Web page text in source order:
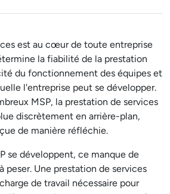
est au cœur de toute entreprise
la fiabilité de la prestation
du fonctionnement des équipes et
l'entreprise peut se développer.
MSP, la prestation de services
discrètement en arrière-plan,
de manière réfléchie.
se développent, ce manque de
peser. Une prestation de services
de travail nécessaire pour